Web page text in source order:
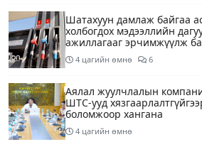
Шатахуун дамлаж байгаа
холбогдох мэдээллийн
ажиллагааг эрчимжүүлж
4 цагийн өмнө 6
Аялал жуулчлалын
ШТС-ууд
боломжоор хангана
4 цагийн өмнө